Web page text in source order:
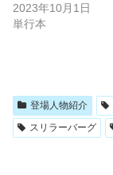
2023年10月1日
単行本
登場人物紹介
スリラーバーグ